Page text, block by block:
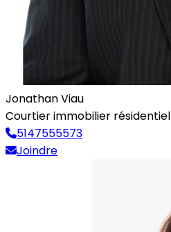
Jonathan Viau
Courtier immobilier résidentiel
5147555573
Joindre